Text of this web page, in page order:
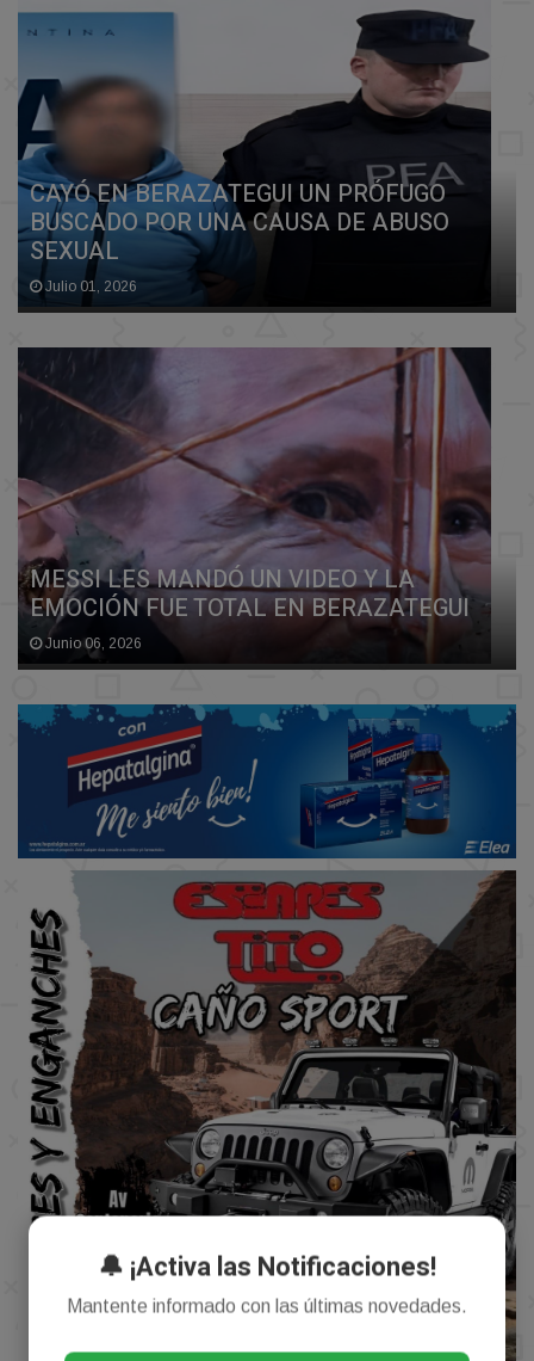
CAYÓ EN BERAZATEGUI UN PRÓFUGO
BUSCADO POR UNA CAUSA DE ABUSO
SEXUAL
Julio 01, 2026
MESSI LES MANDÓ UN VIDEO Y LA
EMOCIÓN FUE TOTAL EN BERAZATEGUI
Junio 06, 2026
🔔 ¡Activa las Notificaciones!
Mantente informado con las últimas novedades.